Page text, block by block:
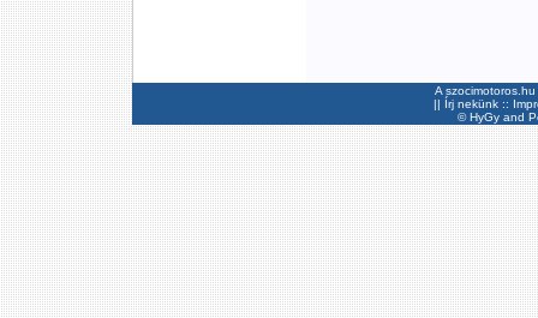
A
|| Írj nekünk ::
©HyGyand